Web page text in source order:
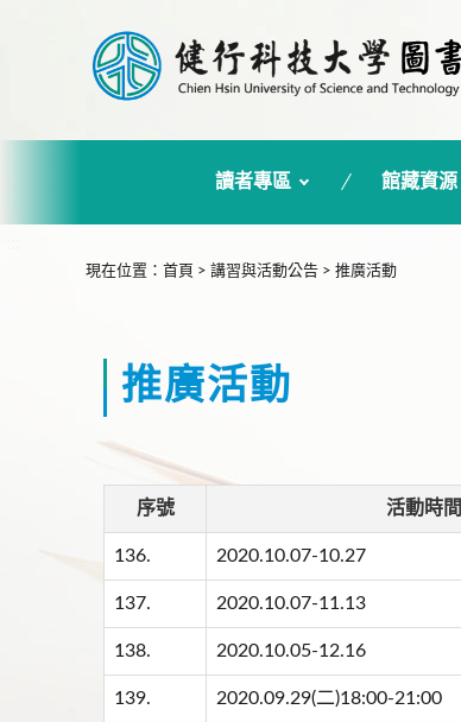
讀者專區 館藏資源
現在位置 ： 首頁 > 講習與活動公告 > 推廣活動
推廣活動
序號
活動時間
136. 2020.10.07-10.27
137. 2020.10.07-11.13
138. 2020.10.05-12.16
139. 2020.09.29(二)18:00-21:00